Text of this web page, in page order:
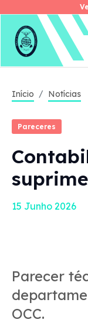
Início Notícias
Pareceres
15 Junho 2026
Parecer
OCC.